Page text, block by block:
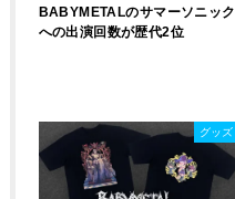
BABYMETALのサマーソニック
への出演回数が歴代2位
グッズ